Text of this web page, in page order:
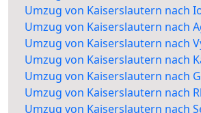
Umzug von Kaiserslautern nach
Umzug von Kaiserslautern nach
Umzug von Kaiserslautern nach
Umzug von Kaiserslautern nach
Umzug von Kaiserslautern nach
Umzug von Kaiserslautern nach
Umzug von Kaiserslautern nach